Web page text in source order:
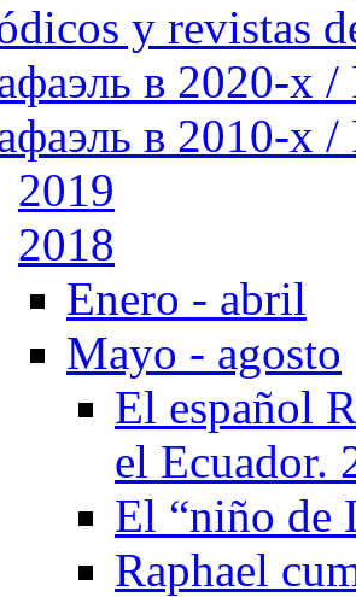
y revistas
в 2020-х /
в 2010-х /
2019
2018
Enero - abril
Mayo - agosto
El español
el Ecuador.
El “niño de
Raphael